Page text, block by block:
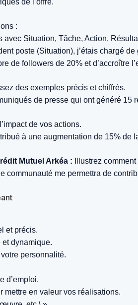
:
avec Situation, Tâche, Action,
poste (Situation), j’étais chargé
de followers de 20% et d’accroître
des exemples précis et chiffrés.
de presse qui ont généré 15
de vos actions.
à une augmentation de 15% de
Mutuel Arkéa : Illustrez
communauté me permettra de
et précis.
dynamique.
personnalité.
d’emploi.
mettre en valeur vos réalisations.